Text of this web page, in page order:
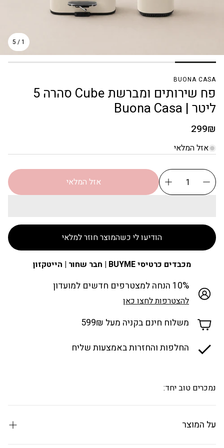
1
/
5
BUONA CASA
פח שירותים ומברשת Cube סהרה 5
ליטר | Buona Casa
מחיר
299₪
אזל המלאי
אזל המלאי
הודיעו לי כשהמוצר חוזר למלאי
מכבדים כרטיסי BUYME | חבר שחור | הייטקזון
10% הנחה למצטרפים חדשים למועדון
להצטרפות לחצו כאן
משלוח חינם בקניה מעל 599₪
החלפות והחזרות באמצעות שליח
נמכרים טוב יחד:
על המוצר